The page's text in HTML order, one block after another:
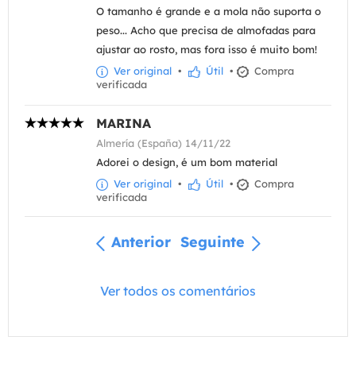
O tamanho é grande e a mola não suporta o
peso... Acho que precisa de almofadas para
ajustar ao rosto, mas fora isso é muito bom!
Ver original • Útil •
Compra
verificada
MARINA
Almería (España) 14/11/22
Adorei o design, é um bom material
Ver original • Útil •
Compra
verificada
Anterior Seguinte
Ver todos os comentários